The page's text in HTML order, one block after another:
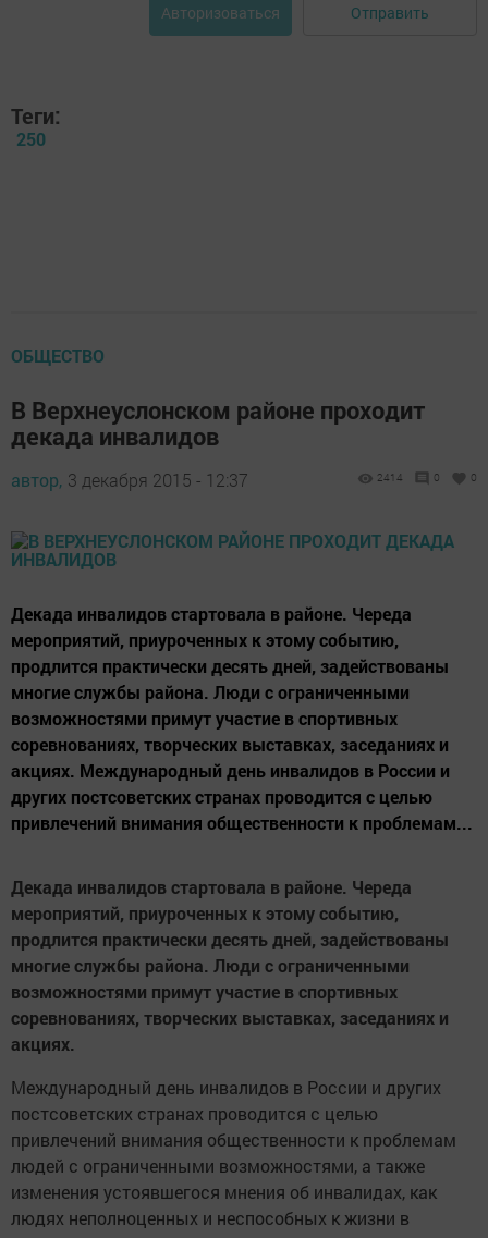
Авторизоваться Отправить
Теги:
250
ОБЩЕСТВО
В Верхнеуслонском районе проходит
декада инвалидов
автор, 3 декабря 2015 - 12:37 2414 0 0
Декада инвалидов стартовала в районе. Череда
мероприятий, приуроченных к этому событию,
продлится практически десять дней, задействованы
многие службы района. Люди с ограниченными
возможностями примут участие в спортивных
соревнованиях, творческих выставках, заседаниях и
акциях. Международный день инвалидов в России и
других постсоветских странах проводится с целью
привлечений внимания общественности к проблемам...
Декада инвалидов стартовала в районе. Череда
мероприятий, приуроченных к этому событию,
продлится практически десять дней, задействованы
многие службы района. Люди с ограниченными
возможностями примут участие в спортивных
соревнованиях, творческих выставках, заседаниях и
акциях.
Международный день инвалидов в России и других
постсоветских странах проводится с целью
привлечений внимания общественности к проблемам
людей с ограниченными возможностями, а также
изменения устоявшегося мнения об инвалидах, как
людях неполноценных и неспособных к жизни в